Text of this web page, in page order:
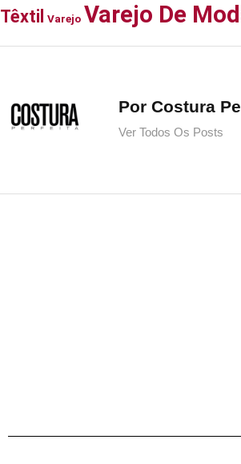
Têxtil Varejo Varejo De
Por Costura
Ver Todos Os Posts